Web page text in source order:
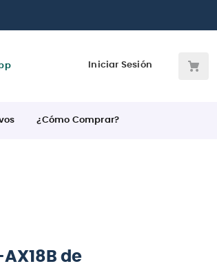
Iniciar Sesión
¿Cómo Comprar?
de